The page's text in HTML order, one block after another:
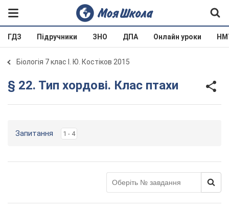
ГДЗ Підручники ЗНО ДПА Онлайн уроки
Біологія 7 клас І. Ю. Костіков 2015
§ 22. Тип хордові. Клас птахи
Запитання 1 - 4